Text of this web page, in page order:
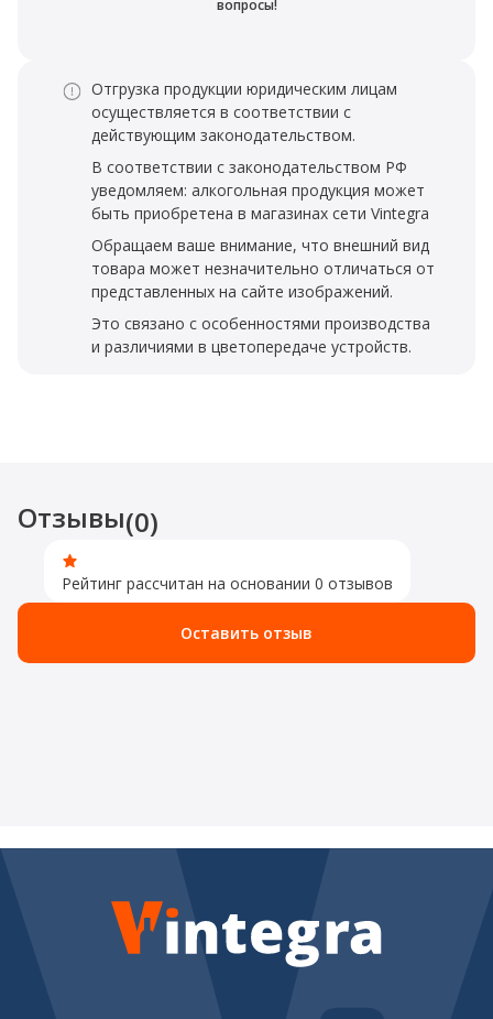
вопросы!
Отгрузка продукции юридическим лицам
осуществляется в соответствии с
действующим законодательством.
В соответствии с законодательством РФ
уведомляем: алкогольная продукция может
быть приобретена в магазинах сети Vintegra
Обращаем ваше внимание, что внешний вид
товара может незначительно отличаться от
представленных на сайте изображений.
Это связано с особенностями производства
и различиями в цветопередаче устройств.
Отзывы(0)
Рейтинг рассчитан на основании 0 отзывов
Оставить отзыв